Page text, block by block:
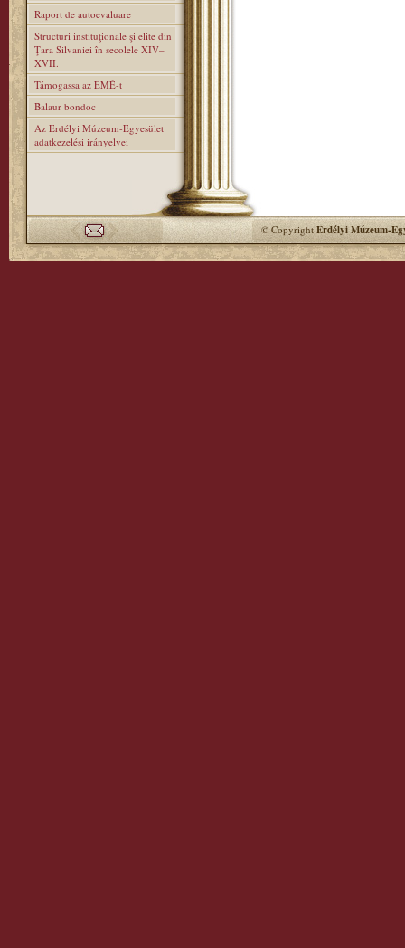
Raport de autoevaluare
Structuri instituţionale şi elite din
Ţara Silvaniei în secolele XIV–
XVII.
Támogassa az EMÉ-t
Balaur bondoc
Az Erdélyi Múzeum-Egyesület
adatkezelési irányelvei
© CopyrightErdélyi Múzeum-